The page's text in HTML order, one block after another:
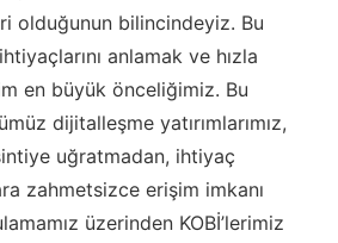
olduğunun bilincindeyiz. Bu
anlamak ve hızla
en büyük önceliğimiz. Bu
dijitalleşme yatırımlarımız,
uğratmadan, ihtiyaç
zahmetsizce erişim imkanı
üzerinden KOBİ’lerimiz